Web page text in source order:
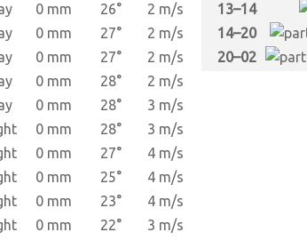
0 mm 26°
2 m/s
0 mm 27°
2 m/s
0 mm 27°
2 m/s
0 mm 28°
2 m/s
0 mm 28°
3 m/s
0 mm 28°
3 m/s
0 mm 27°
4 m/s
0 mm 25°
4 m/s
0 mm 23°
4 m/s
0 mm 22°
3 m/s
13–14
14–20
20–02